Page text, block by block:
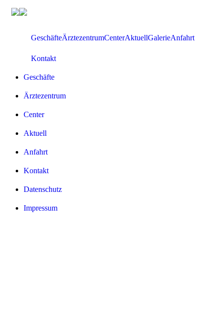
Zum
GeschäfteÄrztezentrumCenterAktuellGalerieAnfahrt
Kontakt
Geschäfte
Ärztezentrum
Center
Aktuell
Anfahrt
Kontakt
Datenschutz
Impressum